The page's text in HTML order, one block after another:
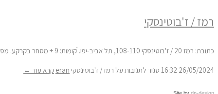
רמז / ז'בוטינסקי
כתובת: רמז 20 / ז'בוטינסקי 108-110, תל אביב-יפו. ֿקומות: 9 + מסחר בקרקע. מספר יח״ד: 62. תמ"א 38 חיזוק ותוספות
26/05/2024
16:32 סגור לתגובות על רמז / ז'בוטינסקי eran קרא עוד ←